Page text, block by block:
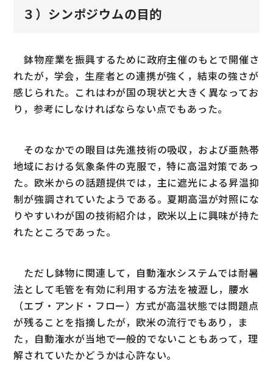
３）シンポジウムの目的
鉢物産業を振興するために政府主催のもとで開催さ
れたが，学会，生産者との連携が強く，結束の強さが
感じられた。これはわが国の現状と大きく異なってお
り，参考にしなければならない点でもあった。
そのなかでの眼目は先進技術の吸収，および亜熱帯
地域における気象条件の克服で，特に高温対策であっ
た。欧米からの話題提供では，主に遮光による昇温抑
制が強調されていたようである。夏期高温が対照にな
りやすいわが国の技術紹介は，欧米以上に興味が持た
れたところであった。
ただし鉢物に関連して，自動潅水システムでは耐暑
法として毛管を有効に利用する方法を被瀝し，腰水
（エブ・アンド・フロー）方式が高温状態では問題点
が残ることを指摘したが，欧米の流行でもあり，ま
た，自動潅水が当地で一般的でないこともあって，理
解されていたかどうかは心許ない。